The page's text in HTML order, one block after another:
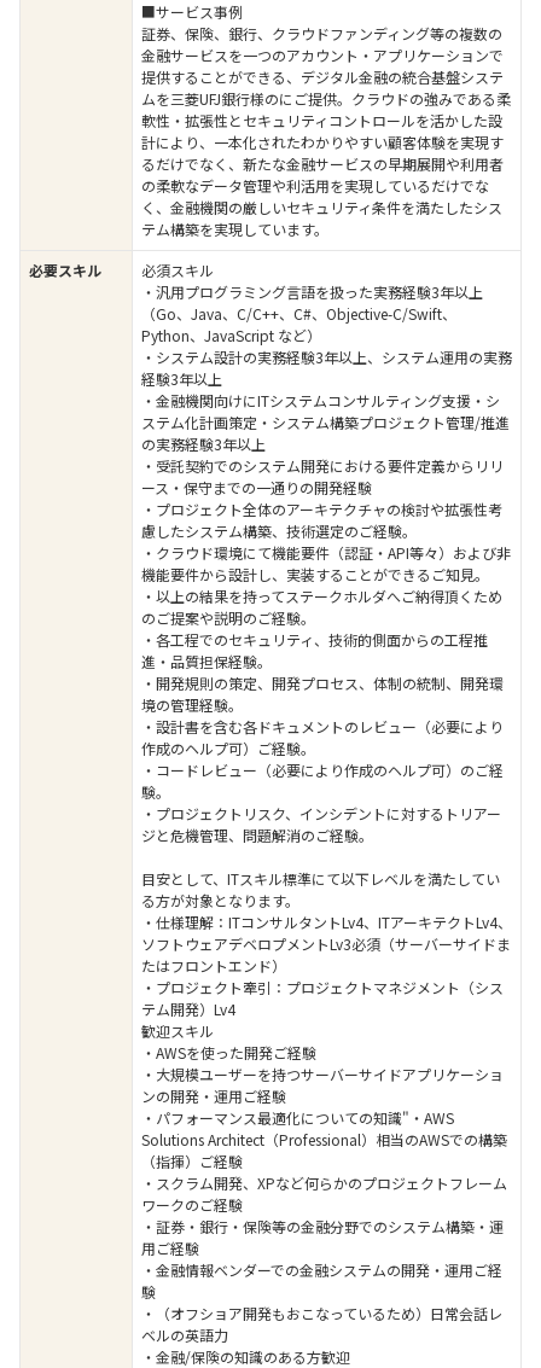
■サービス事例
証券、保険、銀行、クラウドファンディング等の複数の
金融サービスを一つのアカウント・アプリケーションで
提供することができる、デジタル金融の統合基盤システ
ムを三菱UFJ銀行様のにご提供。クラウドの強みである柔
軟性・拡張性とセキュリティコントロールを活かした設
計により、一本化されたわかりやすい顧客体験を実現す
るだけでなく、新たな金融サービスの早期展開や利用者
の柔軟なデータ管理や利活用を実現しているだけでな
く、金融機関の厳しいセキュリティ条件を満たしたシス
テム構築を実現しています。
必要スキル
必須スキル
・汎用プログラミング言語を扱った実務経験3年以上
（Go、Java、C/C++、C#、Objective-C/Swift、
Python、JavaScript など）
・システム設計の実務経験3年以上、システム運用の実務
経験3年以上
・金融機関向けにITシステムコンサルティング支援・シ
ステム化計画策定・システム構築プロジェクト管理/推進
の実務経験3年以上
・受託契約でのシステム開発における要件定義からリリ
ース・保守までの一通りの開発経験
・プロジェクト全体のアーキテクチャの検討や拡張性考
慮したシステム構築、技術選定のご経験。
・クラウド環境にて機能要件（認証・API等々）および非
機能要件から設計し、実装することができるご知見。
・以上の結果を持ってステークホルダへご納得頂くため
のご提案や説明のご経験。
・各工程でのセキュリティ、技術的側面からの工程推
進・品質担保経験。
・開発規則の策定、開発プロセス、体制の統制、開発環
境の管理経験。
・設計書を含む各ドキュメントのレビュー（必要により
作成のヘルプ可）ご経験。
・コードレビュー（必要により作成のヘルプ可）のご経
験。
・プロジェクトリスク、インシデントに対するトリアー
ジと危機管理、問題解消のご経験。
目安として、ITスキル標準にて以下レベルを満たしてい
る方が対象となります。
・仕様理解：ITコンサルタントLv4、ITアーキテクトLv4、
ソフトウェアデベロプメントLv3必須（サーバーサイドま
たはフロントエンド）
・プロジェクト牽引：プロジェクトマネジメント（シス
テム開発）Lv4
歓迎スキル
・AWSを使った開発ご経験
・大規模ユーザーを持つサーバーサイドアプリケーショ
ンの開発・運用ご経験
・パフォーマンス最適化についての知識"・AWS
Solutions Architect（Professional）相当のAWSでの構築
（指揮）ご経験
・スクラム開発、XPなど何らかのプロジェクトフレーム
ワークのご経験
・証券・銀行・保険等の金融分野でのシステム構築・運
用ご経験
・金融情報ベンダーでの金融システムの開発・運用ご経
験
・（オフショア開発もおこなっているため）日常会話レ
ベルの英語力
・金融/保険の知識のある方歓迎